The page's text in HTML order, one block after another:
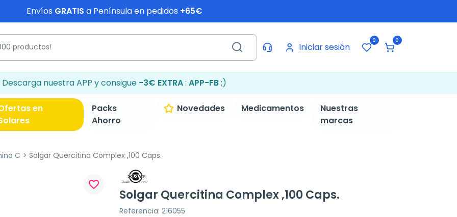
Envíos GRATIS a Península en pedidos +65€
Iniciar sesión
0 0
Descarga nuestra APP y consigue -3€ EXTRA: APP-FB;)
en
Packs
Ahorro
Novedades Medicamentos
Nuestras
marcas
C Solgar Quercitina Complex ,100 Caps.
favorite_border
Solgar Quercitina Complex ,100 Caps.
Referencia: 216055